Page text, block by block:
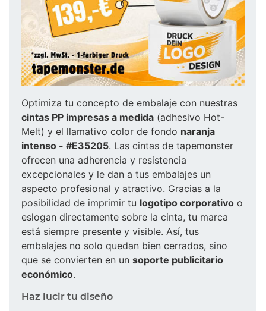
Optimiza tu concepto de embalaje con nuestras
cintas PP impresas a medida (adhesivo Hot-
Melt) y el llamativo color de fondo naranja
intenso - #E35205. Las cintas de tapemonster
ofrecen una adherencia y resistencia
excepcionales y le dan a tus embalajes un
aspecto profesional y atractivo. Gracias a la
posibilidad de imprimir tu logotipo corporativo o
eslogan directamente sobre la cinta, tu marca
está siempre presente y visible. Así, tus
embalajes no solo quedan bien cerrados, sino
que se convierten en un soporte publicitario
económico.
Haz lucir tu diseño